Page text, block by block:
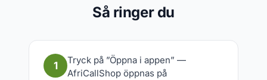
Så ringer du
1
Tryck på ”Öppna i appen” —
AfriCallShop öppnas på